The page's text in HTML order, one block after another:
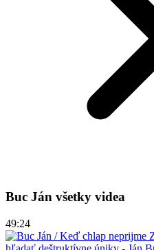
Buc Ján všetky videa
49:24